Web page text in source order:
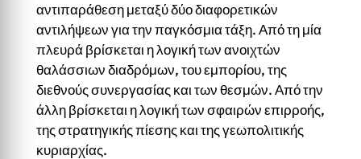
αντιπαράθεση μεταξύ δύο διαφορετικών
αντιλήψεων για την παγκόσμια τάξη. Από τη μία
πλευρά βρίσκεται η λογική των ανοιχτών
θαλάσσιων διαδρόμων, του εμπορίου, της
διεθνούς συνεργασίας και των θεσμών. Από την
άλλη βρίσκεται η λογική των σφαιρών επιρροής,
της στρατηγικής πίεσης και της γεωπολιτικής
κυριαρχίας.